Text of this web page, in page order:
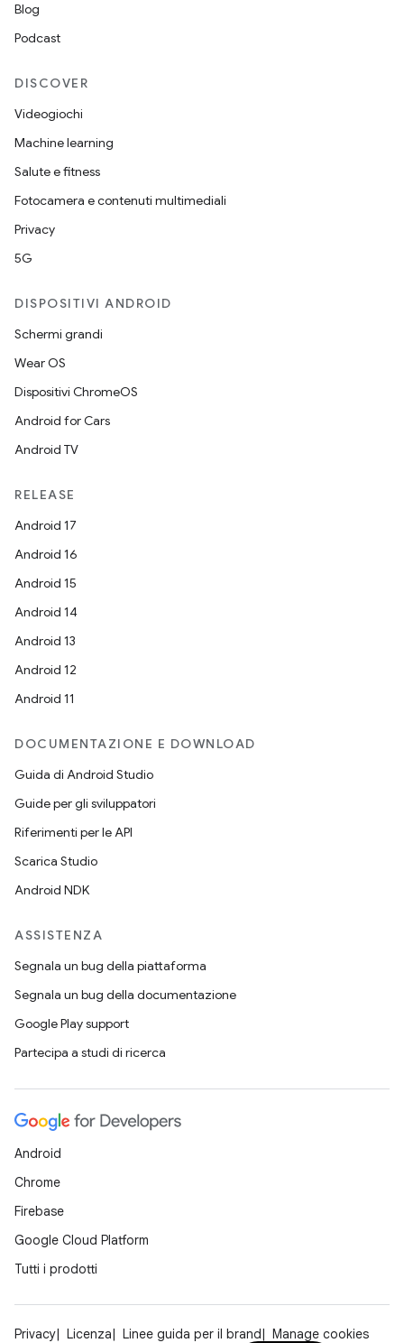
Blog
Podcast
DISCOVER
Videogiochi
Machine learning
Salute e fitness
Fotocamera e contenuti multimediali
Privacy
5G
DISPOSITIVI ANDROID
Schermi grandi
Wear OS
Dispositivi ChromeOS
Android for Cars
Android TV
RELEASE
Android 17
Android 16
Android 15
Android 14
Android 13
Android 12
Android 11
DOCUMENTAZIONE E DOWNLOAD
Guida di Android Studio
Guide per gli sviluppatori
Riferimenti per le API
Scarica Studio
Android NDK
ASSISTENZA
Segnala un bug della piattaforma
Segnala un bug della documentazione
Google Play support
Partecipa a studi di ricerca
Android
Chrome
Firebase
Google Cloud Platform
Tutti i prodotti
Privacy Licenza Linee guida per il brand Manage cookies